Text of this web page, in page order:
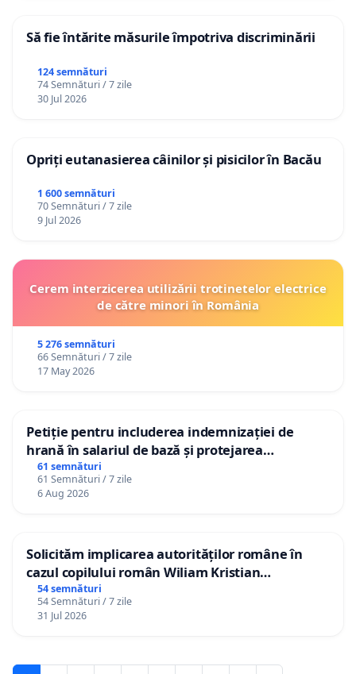
Să fie întărite măsurile împotriva discriminării
124 semnături
74 Semnături / 7 zile
30 Jul 2026
Opriți eutanasierea câinilor și pisicilor în Bacău
1 600 semnături
70 Semnături / 7 zile
9 Jul 2026
Cerem interzicerea utilizării trotinetelor electrice
de către minori în România
5 276 semnături
66 Semnături / 7 zile
17 May 2026
Petiție pentru includerea indemnizației de
hrană în salariul de bază și protejarea
gradațiilor de vechime pentru asistenții
personali
61 semnături
61 Semnături / 7 zile
6 Aug 2026
Solicităm implicarea autorităților române în
cazul copilului român Wiliam Kristian
Gheorghe, aflat în plasament în Danemarca de
12 ani
54 semnături
54 Semnături / 7 zile
31 Jul 2026